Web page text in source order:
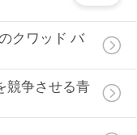
クワッド バ
競争させる青